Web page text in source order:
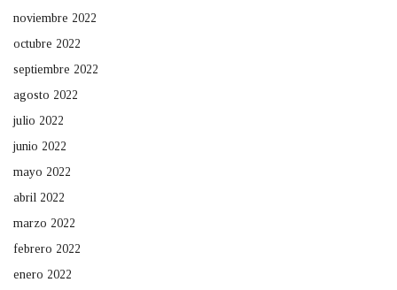
noviembre 2022
octubre 2022
septiembre 2022
agosto 2022
julio 2022
junio 2022
mayo 2022
abril 2022
marzo 2022
febrero 2022
enero 2022